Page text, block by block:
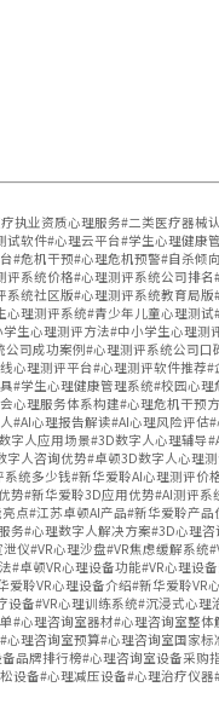
业资质心理服务#二类医疗器
软件#心理云平台#学生心理健
危机干预#心理危机预警#自杀
系统价格#心理测评系统公司排
统社区版#心理测评系统教育局
理测评系统#青少年儿童心理测
心理测评方法#中小学生心理
司成功案例#心理测评系统公司
理测评平台#心理测评软件推
学生心理健康管理系统#校园心
理服务体系构建#心理危机干预
心理报告解读#AI心理风险评
人应用场景#3D数字人心理辅
人咨询优势#卓顿3D数字人心理
多少钱#新华爱聆AI心理测评
#新华爱聆3D应用优势#AI测评
#江苏卓顿AI产品#新华爱聆产
#心理数字人解决方案#3D心理
#VR心理沙盘#VR焦虑缓解系统
卓顿VR心理设备功能#VR心理设
聆VR心理设备介绍#新华爱聆
备#VR心理训练系统#沉浸式心
心理咨询室器材#心理咨询室整
理咨询室预算#心理咨询室国家
牌排行榜#心理咨询室设备采
备#心理减压设备#心理治疗仪